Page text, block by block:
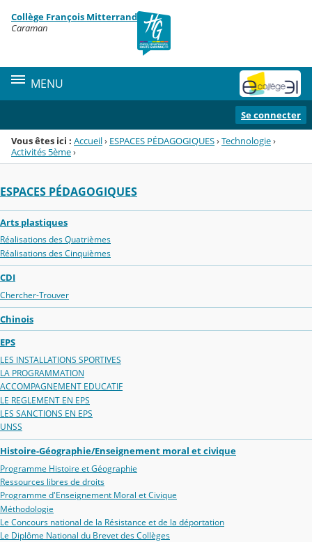
Menu de la rubrique
Contenu
Collège François Mitterrand
Caraman
MENU
Se connecter
Vous êtes ici : Accueil› ESPACES PÉDAGOGIQUES›Technologie›
Activités 5ème›
ESPACES PÉDAGOGIQUES
Arts plastiques
Réalisations des Quatrièmes
Réalisations des Cinquièmes
CDI
Chercher-Trouver
Chinois
EPS
LES INSTALLATIONS SPORTIVES
LA PROGRAMMATION
ACCOMPAGNEMENT EDUCATIF
LE REGLEMENT EN EPS
LES SANCTIONS EN EPS
UNSS
Histoire-Géographie/Enseignement moral et civique
Programme Histoire et Géographie
Ressources libres de droits
Programme d'Enseignement Moral et Civique
Méthodologie
Le Concours national de la Résistance et de la déportation
Le Diplôme National du Brevet des Collèges